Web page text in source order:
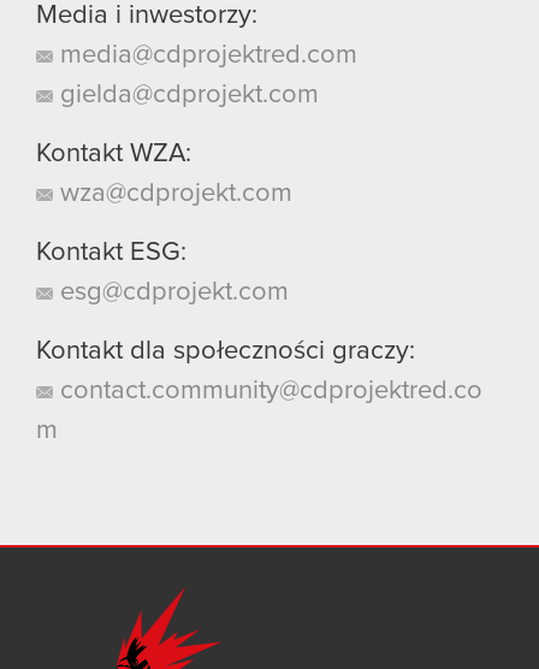
Media i inwestorzy:
media@cdprojektred.com
gielda@cdprojekt.com
Kontakt WZA:
wza@cdprojekt.com
Kontakt ESG:
esg@cdprojekt.com
Kontakt dla społeczności graczy:
contact.community@cdprojektred.co
m